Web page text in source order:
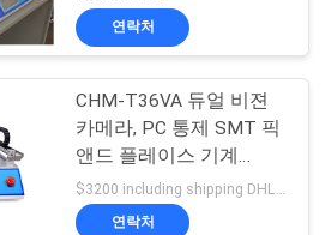
쇄 기계
23
연락처
CHM-T36VA 듀얼 비젼
카메라, PC 통제 SMT 픽
앤드 플레이스 기계
Chmt36va
연락처